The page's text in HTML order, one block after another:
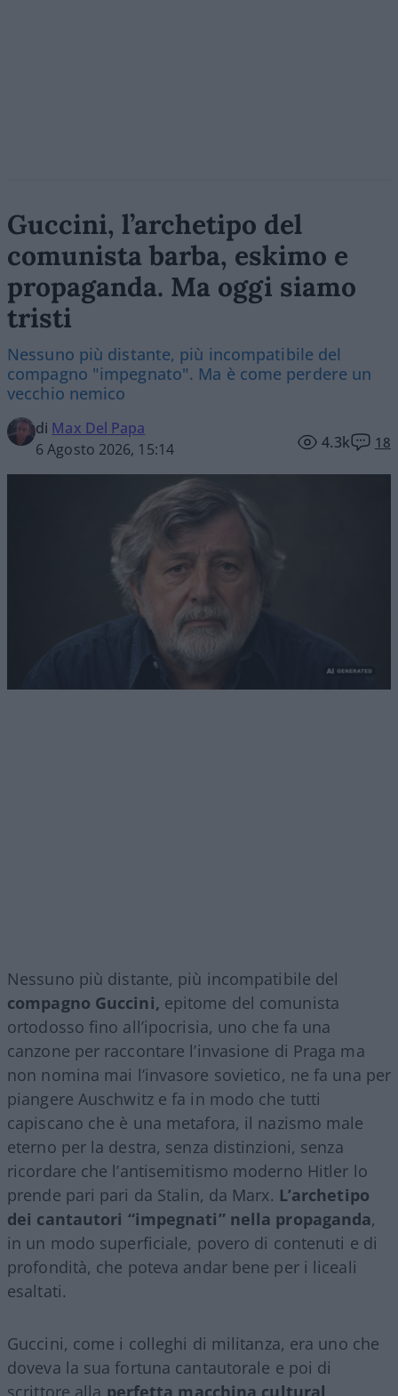
Guccini, l’archetipo del
comunista barba, eskimo e
propaganda. Ma oggi siamo
tristi
Nessuno più distante, più incompatibile del
compagno "impegnato". Ma è come perdere un
vecchio nemico
di Max Del Papa
6 Agosto 2026, 15:14
4.3k 18
Nessuno più distante, più incompatibile del
compagno Guccini, epitome del comunista
ortodosso fino all’ipocrisia, uno che fa una
canzone per raccontare l’invasione di Praga ma
non nomina mai l’invasore sovietico, ne fa una per
piangere Auschwitz e fa in modo che tutti
capiscano che è una metafora, il nazismo male
eterno per la destra, senza distinzioni, senza
ricordare che l’antisemitismo moderno Hitler lo
prende pari pari da Stalin, da Marx. L’archetipo
dei cantautori “impegnati” nella propaganda,
in un modo superficiale, povero di contenuti e di
profondità, che poteva andar bene per i liceali
esaltati.
Guccini, come i colleghi di militanza, era uno che
doveva la sua fortuna cantautorale e poi di